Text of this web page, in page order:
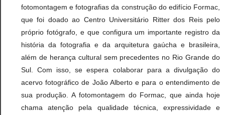
fotomontagem e fotografias da construção do edifício Formac,
que foi doado ao Centro Universitário Ritter dos Reis pelo
próprio fotógrafo, e que configura um importante registro da
história da fotografia e da arquitetura gaúcha e brasileira,
além de herança cultural sem precedentes no Rio Grande do
Sul. Com isso, se espera colaborar para a divulgação do
acervo fotográfico de João Alberto e para o entendimento de
sua produção. A fotomontagem do Formac, que ainda hoje
chama atenção pela qualidade técnica, expressividade e